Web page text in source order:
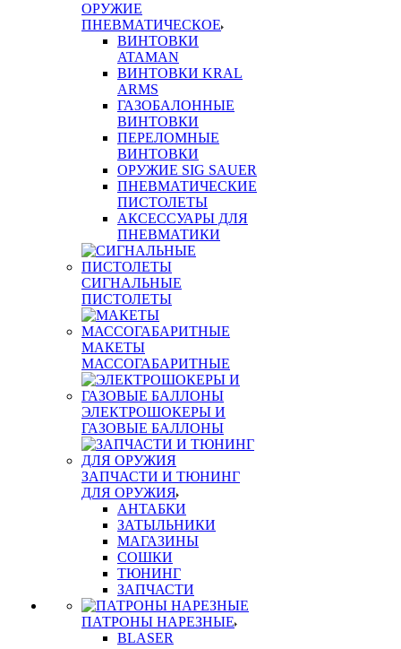
ОРУЖИЕ
ПНЕВМАТИЧЕСКОЕ
ВИНТОВКИ
ATAMAN
ВИНТОВКИ KRAL
ARMS
ГАЗОБАЛОННЫЕ
ВИНТОВКИ
ПЕРЕЛОМНЫЕ
ВИНТОВКИ
ОРУЖИЕ SIG SAUER
ПНЕВМАТИЧЕСКИЕ
ПИСТОЛЕТЫ
АКСЕССУАРЫ ДЛЯ
ПНЕВМАТИКИ
СИГНАЛЬНЫЕ
ПИСТОЛЕТЫ
МАКЕТЫ
МАССОГАБАРИТНЫЕ
ЭЛЕКТРОШОКЕРЫ И
ГАЗОВЫЕ БАЛЛОНЫ
ЗАПЧАСТИ И ТЮНИНГ
ДЛЯ ОРУЖИЯ
АНТАБКИ
ЗАТЫЛЬНИКИ
МАГАЗИНЫ
СОШКИ
ТЮНИНГ
ЗАПЧАСТИ
ПАТРОНЫ НАРЕЗНЫЕ
BLASER